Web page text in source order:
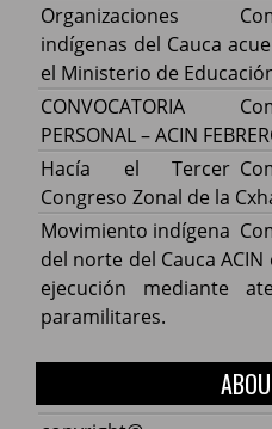
Organizaciones
indígenas del Cauca
el Ministerio de
CONVOCATORIA
PERSONAL – ACIN
Hacía el Tercer
Congreso Zonal de la
Movimiento indígena
del norte del Cauca
ejecución mediante
paramilitares.